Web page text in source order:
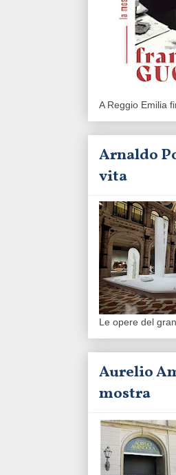
A Reggio Emilia
Arnaldo
vita
Le opere del
Aurelio
mostra